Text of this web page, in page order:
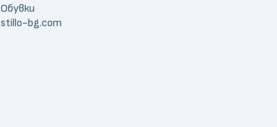
Обувки
stillo-bg.com